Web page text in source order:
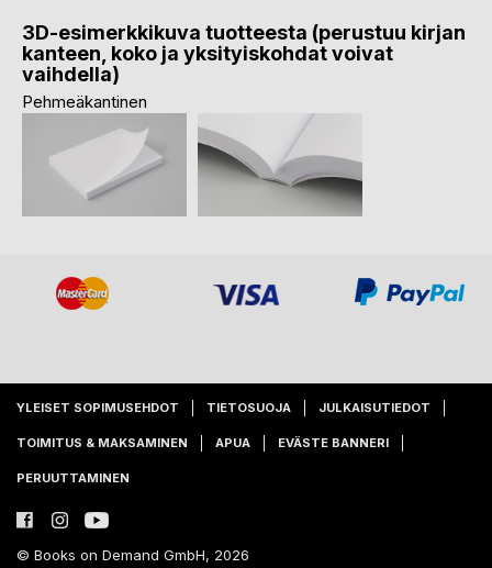
3D-esimerkkikuva tuotteesta (perustuu kirjan
kanteen, koko ja yksityiskohdat voivat
vaihdella)
Pehmeäkantinen
YLEISET SOPIMUSEHDOT TIETOSUOJA JULKAISUTIEDOT
TOIMITUS & MAKSAMINEN APUA EVÄSTE BANNERI
PERUUTTAMINEN
© Books on Demand GmbH, 2026